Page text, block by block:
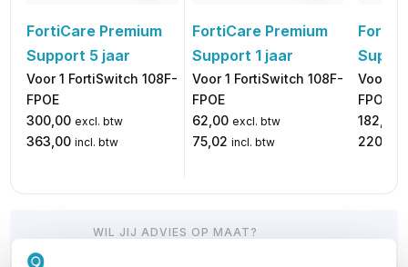
FortiCare Premium
Support 5 jaar
Voor 1 FortiSwitch 108F-
FPOE
300,00 excl. btw
363,00 incl. btw
FortiCare Premium
Support 1 jaar
Voor 1 FortiSwitch 108F-
FPOE
62,00 excl. btw
75,02 incl. btw
Voor 1
FPOE
182,00
220,22
WIL JIJ ADVIES OP MAAT?